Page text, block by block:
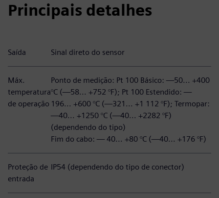
Principais detalhes
Saída Sinal direto do sensor
Máx.
temperatura
de operação
Ponto de medição: Pt 100 Básico: —50... +400
°C (—58... +752 °F); Pt 100 Estendido: —
196... +600 °C (—321... +1 112 °F); Termopar:
—40... +1250 °C (—40... +2282 °F)
(dependendo do tipo)
Fim do cabo: — 40... +80 °C (—40... +176 °F)
Proteção de
entrada
IP54 (dependendo do tipo de conector)